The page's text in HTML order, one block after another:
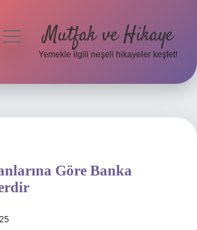
menüyüMutfak ve Hikaye
Yemekle ilgili neşeli hikayeler keşfet!
Göre Banka